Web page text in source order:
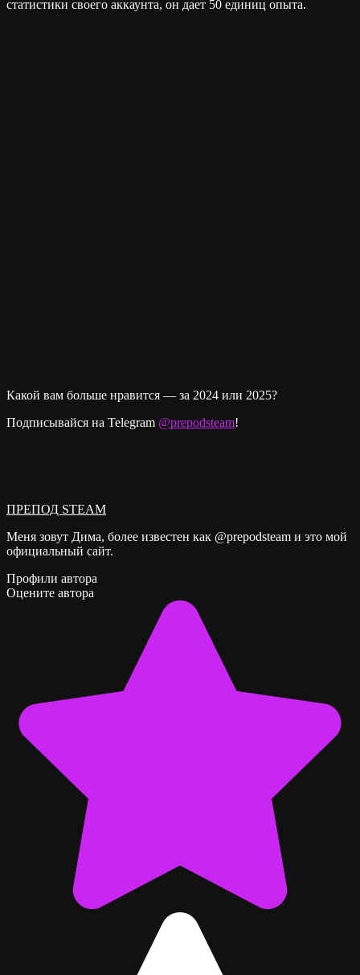
статистики своего аккаунта, он дает 50 единиц опыта.
Какой вам больше нравится — за 2024 или 2025?
Подписывайся на Telegram @prepodsteam!
ПРЕПОД STEAM
Меня зовут Дима, более известен как @prepodsteam и это мой
официальный сайт.
Профили автора
Оцените автора